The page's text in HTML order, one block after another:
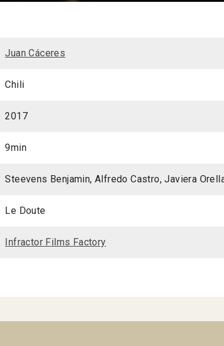
Juan Cáceres
Chili
2017
9min
Steevens Benjamin, Alfredo Castro, Javiera
Le Doute
Infractor Films Factory